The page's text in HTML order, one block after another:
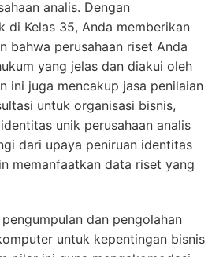
analis. Dengan
di Kelas 35, Anda memberikan
bahwa perusahaan riset Anda
yang jelas dan diakui oleh
ini juga mencakup jasa penilaian
untuk organisasi bisnis,
unik perusahaan analis
dari upaya peniruan identitas
memanfaatkan data riset yang
dan pengolahan
untuk kepentingan bisnis